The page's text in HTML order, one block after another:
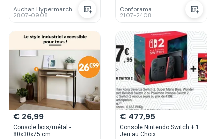
Auchan Hypermarch...
28.07-09.08
Conforama
21.07-24.08
€ 26,99
Console bois/métal -
80x30x75 cm
€ 477,95
Console Nintendo Switch + 1
Jeu au Choix